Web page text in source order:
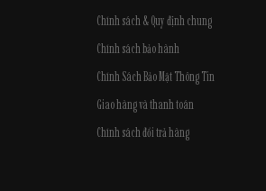
Chính sách & Quy định chung
Chính sách bảo hành
Chính Sách Bảo Mật Thông Tin
Giao hàng và thanh toán
Chính sách đổi trả hàng